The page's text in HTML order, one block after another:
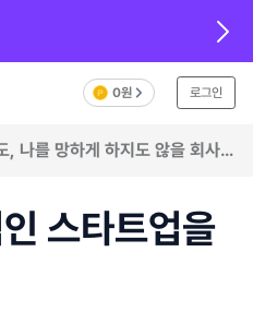
0원 로그인
, 나를 망하게 하지도 않을 회사
스타트업을